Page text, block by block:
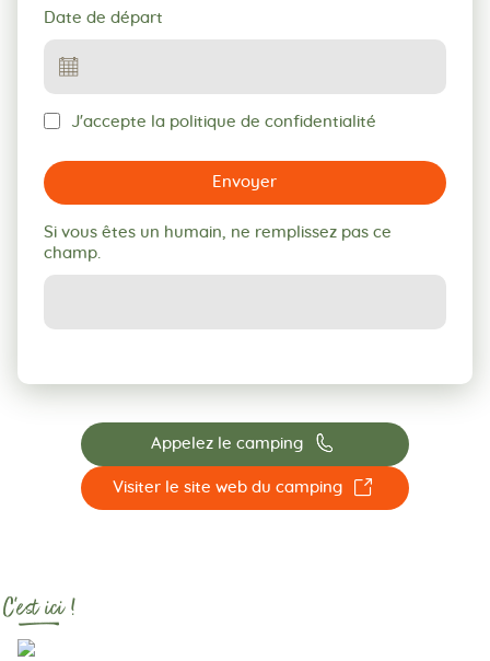
Date de départ
J'accepte la politique de confidentialité
Envoyer
Si vous êtes un humain, ne remplissez pas ce
champ.
Appelez le camping 📞
Visiter le site web du camping ☐
C'est ici !